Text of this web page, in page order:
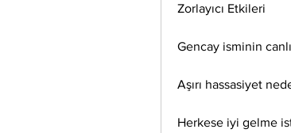
Zorlayıcı Etkileri
Gencay isminin
Aşırı hassasiyet
Herkese iyi gelme